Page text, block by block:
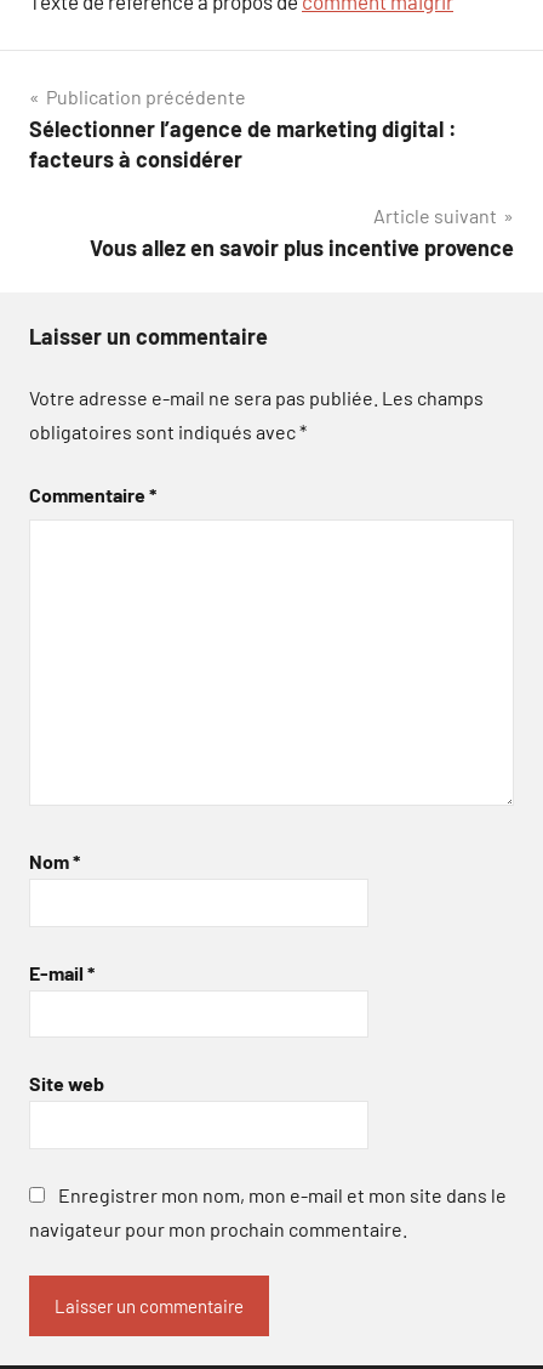
Navigation
de
Publication précédente
Sélectionner l’agence de marketing digital :
facteurs à considérer
Article suivant
Vous allez en savoir plus incentive provence
Laisser un commentaire
Votre adresse e-mail ne sera pas publiée. Les champs
obligatoires sont indiqués avec*
Commentaire*
Nom*
E-mail *
Site web
Enregistrer mon nom, mon e-mail et mon site dans le
navigateur pour mon prochain commentaire.